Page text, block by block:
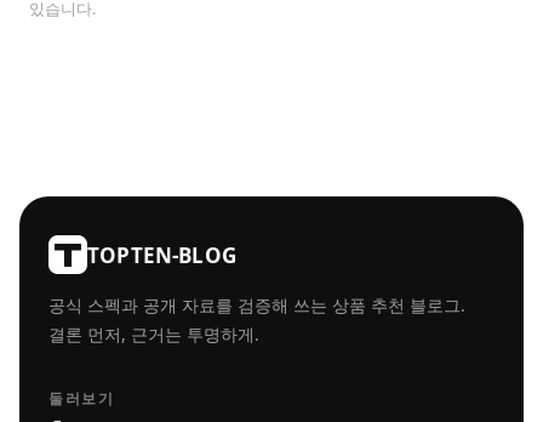
있습니다.
TOPTEN-BLOG
공식 스펙과 공개 자료를 검증해 쓰는 상품 추천 블로그.
결론 먼저, 근거는 투명하게.
둘러보기